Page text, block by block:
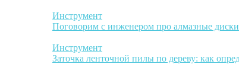
Инструмент
Поговорим с инженером про алмазные
Инструмент
Заточка ленточной пилы по дереву: как